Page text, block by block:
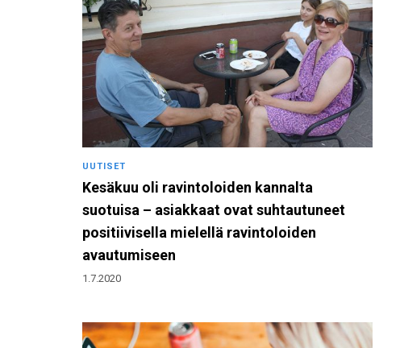
UUTISET
Kesäkuu oli ravintoloiden kannalta
suotuisa – asiakkaat ovat suhtautuneet
positiivisella mielellä ravintoloiden
avautumiseen
1.7.2020